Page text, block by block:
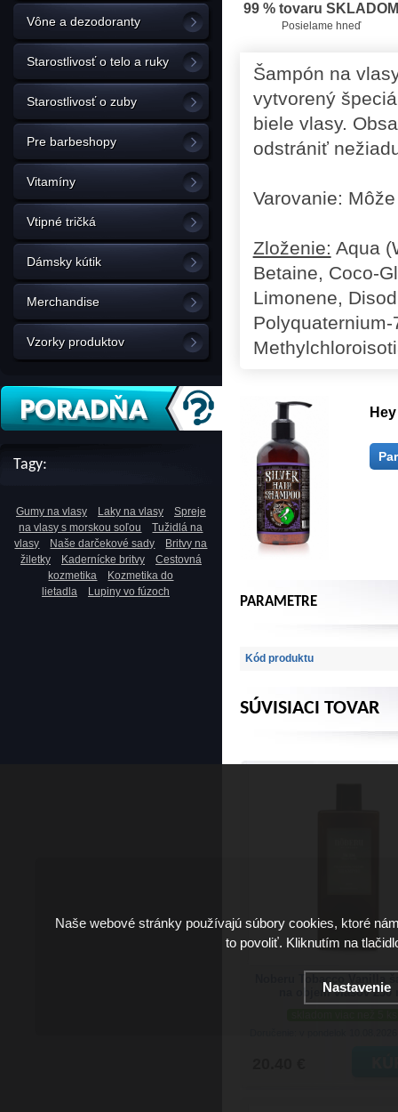
Vône a dezodoranty
Starostlivosť o telo a ruky
Starostlivosť o zuby
Pre barbeshopy
Vitamíny
Vtipné tričká
Dámsky kútik
Merchandise
Vzorky produktov
Tagy:
Gumy na vlasy Laky na vlasy
Spreje
na vlasy s morskou soľou
Tužidlá na
vlasy
Naše darčekové sady
Britvy na
žiletky
Kadernícke britvy
Cestovná
kozmetika
Kozmetika do
lietadla
Lupiny vo fúzoch
99 % tovaru SKLADOM
Posielame hneď
Šampón na
vytvorený
biele vlasy.
odstrániť
Varovanie:
Zloženie: Aqua
Betaine, Coco-
Limonene,
PARAMETRE
Kód produktu
SÚVISIACI TOVAR
na objem vlasov 250
Naše webové stránky používajú súbory cookies, ktoré
to povoliť. Kliknutím na
Nastavenie